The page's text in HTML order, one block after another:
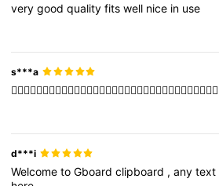
verygoodqualityfitswell nice in use
s***a
d***i
WelcometoGboardclipboard ,anytext